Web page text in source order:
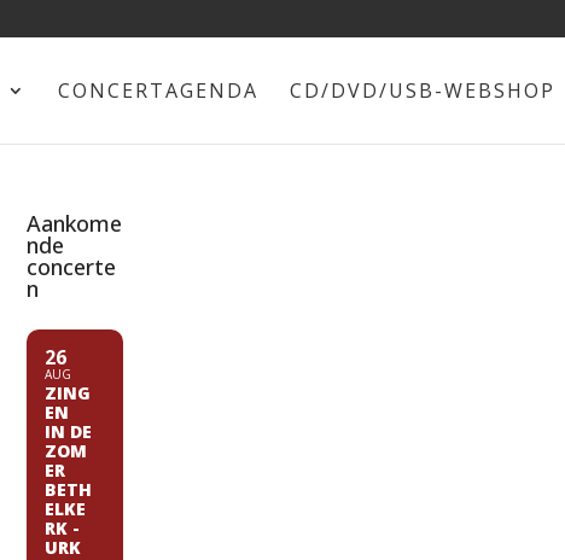
CONCERTAGENDA CD/DVD/USB-WEBSHOP
Aankome
nde
concerte
n
26
AUG
ZING
EN
IN DE
ZOM
ER
BETH
ELKE
RK -
URK